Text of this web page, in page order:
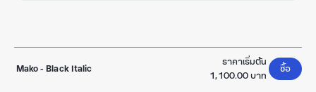
Mako-Black Italic
ราคาเริ่มต้น
1,100.00 บาท
ซื้อ